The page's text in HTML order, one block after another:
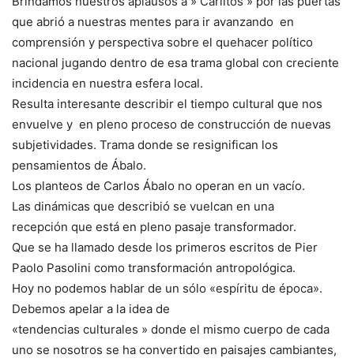
que abrió a nuestras mentes para ir avanzando en
comprensión y perspectiva sobre el quehacer político
nacional jugando dentro de esa trama global con creciente
incidencia en nuestra esfera local.
Resulta interesante describir el tiempo cultural que nos
envuelve y en pleno proceso de construcción de nuevas
subjetividades. Trama donde se resignifican los
pensamientos de Ábalo.
Los planteos de Carlos Ábalo no operan en un vacío.
Las dinámicas que describió se vuelcan en una
recepción que está en pleno pasaje transformador.
Que se ha llamado desde los primeros escritos de Pier
Paolo Pasolini como transformación antropológica.
Hoy no podemos hablar de un sólo «espíritu de época».
Debemos apelar a la idea de
«tendencias culturales » donde el mismo cuerpo de cada
uno se nosotros se ha convertido en paisajes cambiantes,